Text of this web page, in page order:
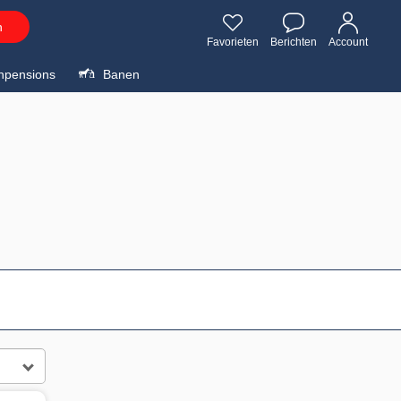
Favorieten Berichten Account
Banen